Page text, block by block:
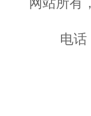
网站所有
电